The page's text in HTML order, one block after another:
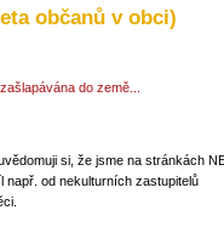
občanů v obci)
do země...
si, že jsme na stránkách
např. od nekulturních zastupitelů